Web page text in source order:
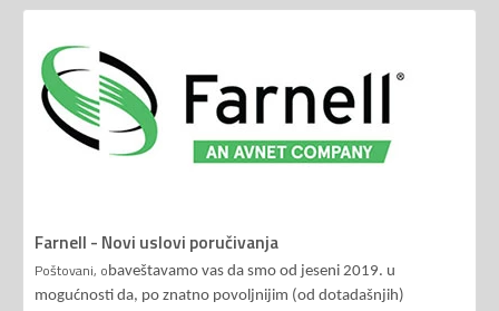
Farnell - Novi uslovi poručivanja
Poštovani, obaveštavamo vas da smo od jeseni 2019. u
mogućnosti da, po znatno povoljnijim (od dotadašnjih)